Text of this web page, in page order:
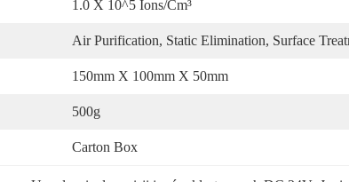
1.0 X 10^5 Ions/cm³
Air Purification, Static Elimination, Surface
150mm X 100mm X 50mm
500g
Carton Box